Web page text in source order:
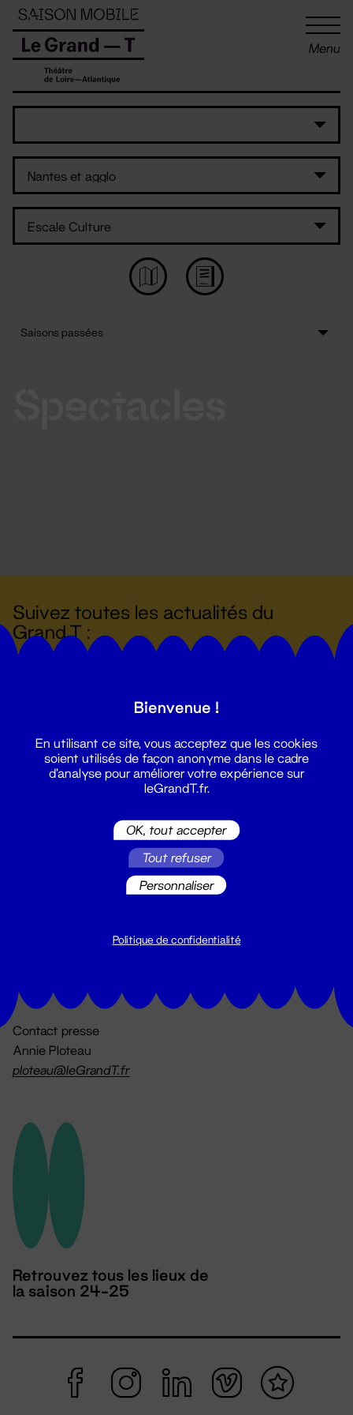
Menu
Suivez toutes les actualités du
Grand T :
billetterie@leGrandT.fr
Contact presse
Annie Ploteau
ploteau@leGrandT.fr
Retrouvez tous les lieux de
la saison 24-25
Panneau de gestion des cookies
Bienvenue !
En utilisant ce site, vous acceptez que les cookies
soient utilisés de façon anonyme dans le cadre
d'analyse pour améliorer votre expérience sur
leGrandT.fr.
OK, tout accepter
Tout refuser
Personnaliser
Politique de confidentialité